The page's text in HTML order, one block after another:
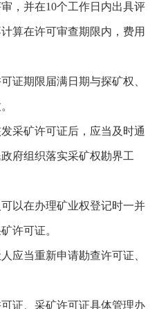
，并在10个工作日内出具评
算在许可审查期限内，费用
证期限届满日期与探矿权、
采矿许可证后，应当及时通
府组织落实采矿权勘界工
以在办理矿业权登记时一并
许可证。
应当重新申请勘查许可证、
证、采矿许可证具体管理办